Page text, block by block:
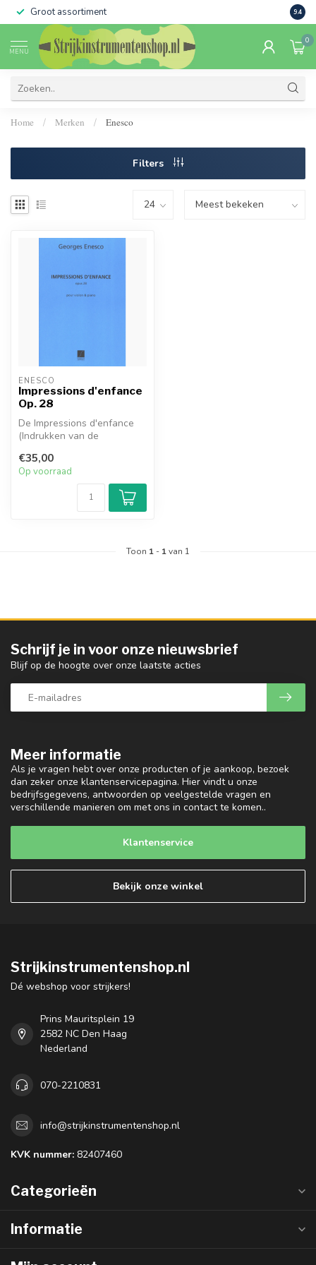
Groot assortiment 9.4
MENU
0
Home / Merken / Enesco
Filters
ENESCO
Impressions d'enfance
Op. 28
De Impressions d'enfance
(Indrukken van de
suite vo...
€35,00
Op voorraad
Toon 1 - 1van 1
Meer informatie
Als je vragen hebt over onze producten of je aankoop, bezoek
dan zeker onze klantenservicepagina. Hier vindt u onze
bedrijfsgegevens, antwoorden op veelgestelde vragen en
verschillende manieren om met ons in contact te komen..
Klantenservice
Bekijk onze winkel
Schrijf je in voor onze nieuwsbrief
Blijf op de hoogte over onze laatste acties
Strijkinstrumentenshop.nl
Dé webshop voor strijkers!
Prins Mauritsplein 19
2582 NC Den Haag
Nederland
070-2210831
info@strijkinstrumentenshop.nl
KVK nummer: 82407460
Categorieën
Informatie